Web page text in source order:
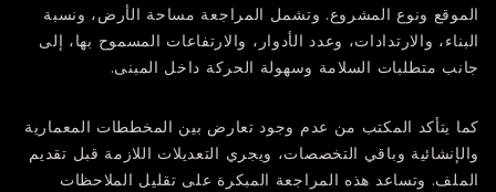
الموقع ونوع المشروع. وتشمل المراجعة مساحة الأرض، ونسبة
البناء، والارتدادات، وعدد الأدوار، والارتفاعات المسموح بها، إلى
جانب متطلبات السلامة وسهولة الحركة داخل المبنى.
كما يتأكد المكتب من عدم وجود تعارض بين المخططات المعمارية
والإنشائية وباقي التخصصات، ويجري التعديلات اللازمة قبل تقديم
الملف. وتساعد هذه المراجعة المبكرة على تقليل الملاحظات